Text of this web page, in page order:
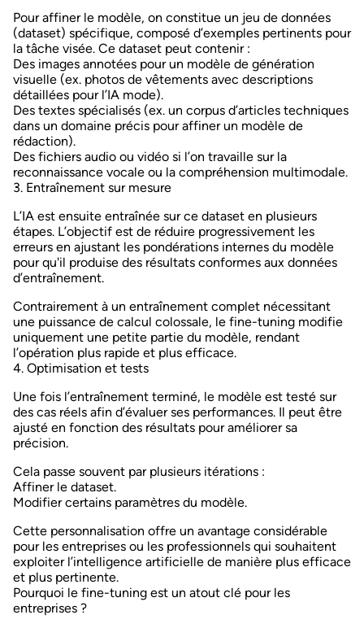
Pour affiner le modèle, on constitue un jeu de données
(dataset) spécifique, composé d’exemples pertinents pour
la tâche visée. Ce dataset peut contenir :
Des images annotées pour un modèle de génération
visuelle (ex. photos de vêtements avec descriptions
détaillées pour l’IA mode).
Des textes spécialisés (ex. un corpus d’articles techniques
dans un domaine précis pour affiner un modèle de
rédaction).
Des fichiers audio ou vidéo si l’on travaille sur la
reconnaissance vocale ou la compréhension multimodale.
3. Entraînement sur mesure
L’IA est ensuite entraînée sur ce dataset en plusieurs
étapes. L’objectif est de réduire progressivement les
erreurs en ajustant les pondérations internes du modèle
pour qu'il produise des résultats conformes aux données
d’entraînement.
Contrairement à un entraînement complet nécessitant
une puissance de calcul colossale, le fine-tuning modifie
uniquement une petite partie du modèle, rendant
l’opération plus rapide et plus efficace.
4. Optimisation et tests
Une fois l’entraînement terminé, le modèle est testé sur
des cas réels afin d’évaluer ses performances. Il peut être
ajusté en fonction des résultats pour améliorer sa
précision.
Cela passe souvent par plusieurs itérations :
Affiner le dataset.
Modifier certains paramètres du modèle.
Cette personnalisation offre un avantage considérable
pour les entreprises ou les professionnels qui souhaitent
exploiter l’intelligence artificielle de manière plus efficace
et plus pertinente.
Pourquoi le fine-tuning est un atout clé pour les
entreprises ?